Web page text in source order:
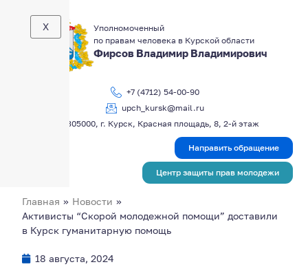
Уполномоченный
по правам человека в Курской области
Фирсов Владимир Владимирович
+7 (4712) 54-00-90
upch_kursk@mail.ru
305000, г. Курск, Красная площадь, 8, 2-й этаж
X
Направить обращение
Центр защиты прав молодежи
Главная » Новости »
Активисты “Скорой молодежной помощи” доставили
в Курск гуманитарную помощь
18 августа, 2024